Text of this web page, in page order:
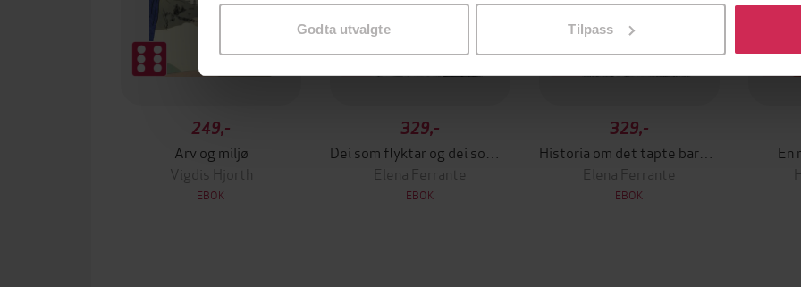
Godta utvalgte Tilpass
249,-
Arv og miljø
Vigdis Hjorth
EBOK
329,-
Elena Ferrante
EBOK
329,-
Elena Ferrante
EBOK
En